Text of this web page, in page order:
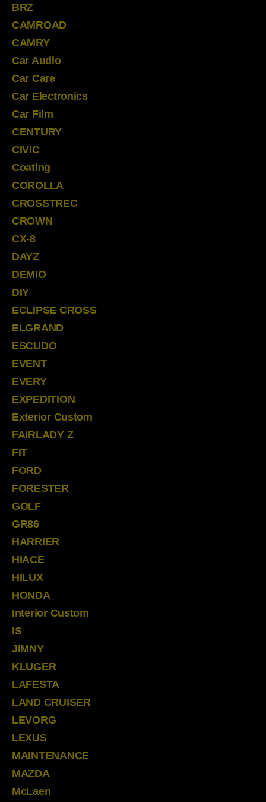
BRZ
CAMROAD
CAMRY
Car Audio
Car Care
Car Electronics
Car Film
CENTURY
CIVIC
Coating
COROLLA
CROSSTREC
CROWN
CX-8
DAYZ
DEMIO
DIY
ECLIPSE CROSS
ELGRAND
ESCUDO
EVENT
EVERY
EXPEDITION
Exterior Custom
FAIRLADY Z
FIT
FORD
FORESTER
GOLF
GR86
HARRIER
HIACE
HILUX
HONDA
Interior Custom
IS
JIMNY
KLUGER
LAFESTA
LAND CRUISER
LEVORG
LEXUS
MAINTENANCE
MAZDA
McLaen